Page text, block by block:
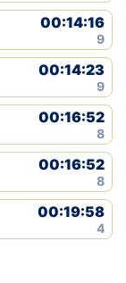
00:14:16
9
00:14:23
9
00:16:52
8
00:16:52
8
00:19:58
4